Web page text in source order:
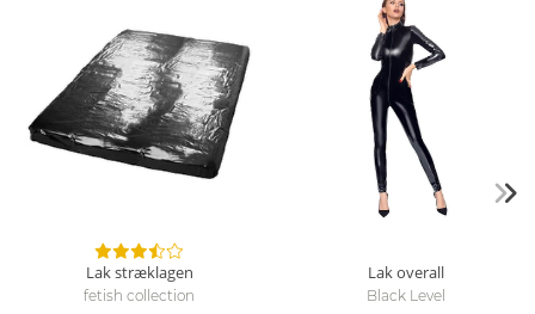
Lak stræklagen
fetish collection
Lak overall
Black Level